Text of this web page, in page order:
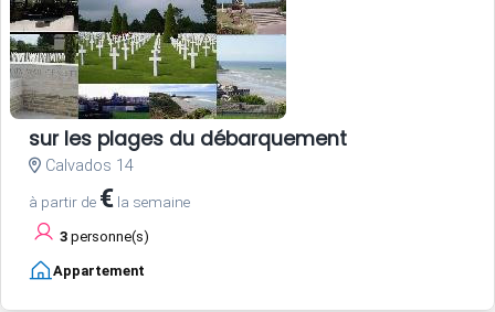
sur les plages du débarquement
Calvados 14
à partir de € la semaine
3 personne(s)
Appartement